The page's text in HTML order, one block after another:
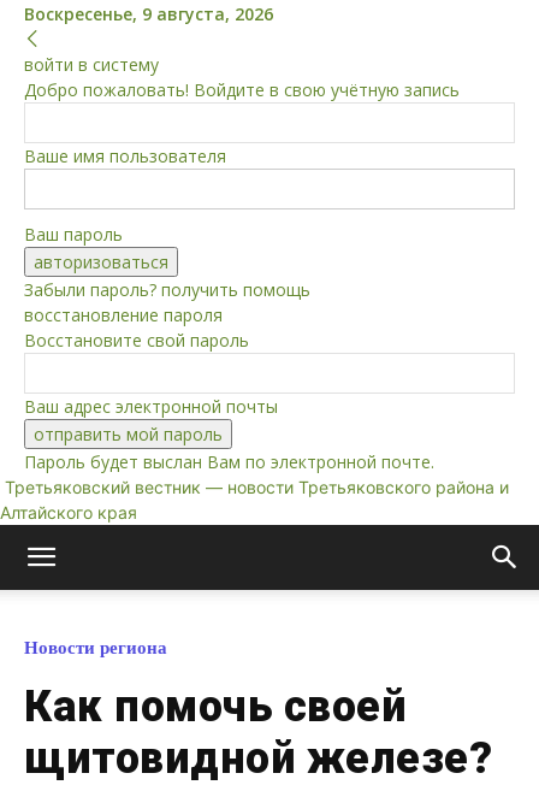
Воскресенье, 9 августа, 2026
войти в систему
Добро пожаловать! Войдите в свою учётную запись
Ваше имя пользователя
Ваш пароль
Забыли пароль? получить помощь
восстановление пароля
Восстановите свой пароль
Ваш адрес электронной почты
Пароль будет выслан Вам по электронной почте.
Третьяковский вестник — новости Третьяковского района и
Алтайского края
Новости региона
Как помочь своей
щитовидной железе?